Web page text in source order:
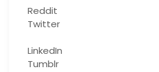
Reddit
Twitter
LinkedIn
Tumblr